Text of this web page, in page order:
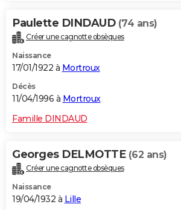
Paulette DINDAUD (74 ans)
Créer une cagnotte obsèques
Naissance
17/01/1922 à Mortroux
Décès
11/04/1996 à Mortroux
Famille DINDAUD
Georges DELMOTTE (62 ans)
Créer une cagnotte obsèques
Naissance
19/04/1932 à Lille